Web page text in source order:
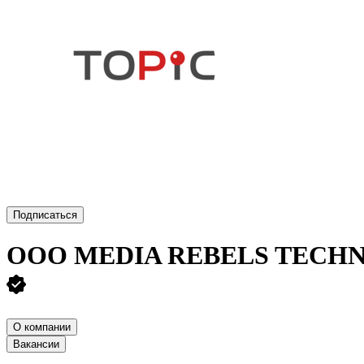
Подписаться
ООО MEDIA REBELS
О компании
Вакансии